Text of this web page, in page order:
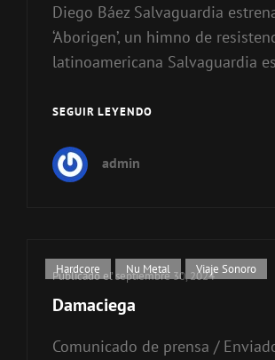
Diego Báez Salvaguardia
‘Aborigen’, un himno de
latinoamericana Salvaguardia es
SEGUIR LEYENDO
admin
Enlaces
categorías
Hardcore , Nu Metal , Viaje Sonoro
Publicado elseptiembre 30, 2024
Damaciega
Comunicado de prensa /